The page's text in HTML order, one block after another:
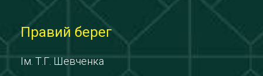
Правий берег
Ім. Т.Г. Шевченка